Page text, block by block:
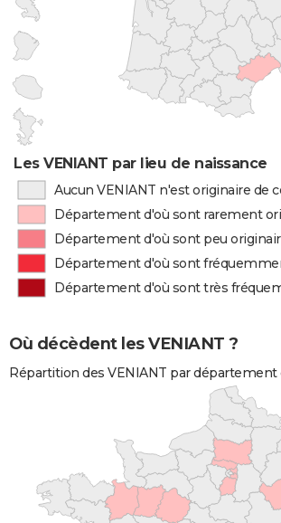
Les VENIANT par lieu de naissance
Aucun VENIANT n'est originaire de
Département d'où sont rarement
Département d'où sont peu
Département d'où sont
Département d'où sont très
Où décèdent les VENIANT ?
Répartition des VENIANT par département